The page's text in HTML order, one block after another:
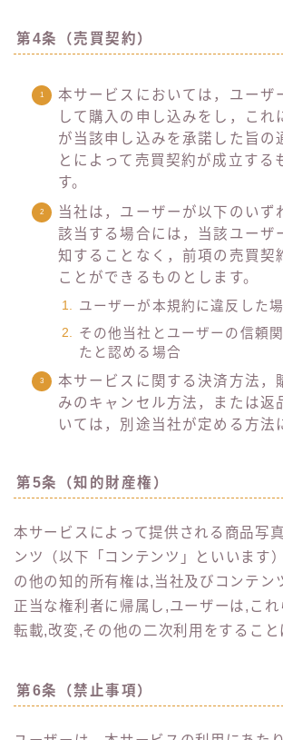
第4条（売買契約）
本サービスにおいては，ユーザ
して購入の申し込みをし，これ
が当該申し込みを承諾した旨の
とによって売買契約が成立する
す。
当社は，ユーザーが以下のいず
該当する場合には，当該ユーザ
知することなく，前項の売買契
ことができるものとします。
ユーザーが本規約に違反した
その他当社とユーザーの信頼
たと認める場合
本サービスに関する決済方法，
みのキャンセル方法，または返
いては，別途当社が定める方法
第5条（知的財産権）
本サービスによって提供される商品写
ンツ（以下「コンテンツ」といいます
の他の知的所有権は,当社及びコンテン
正当な権利者に帰属し,ユーザーは,こ
転載,改変,その他の二次利用をすること
第6条（禁止事項）